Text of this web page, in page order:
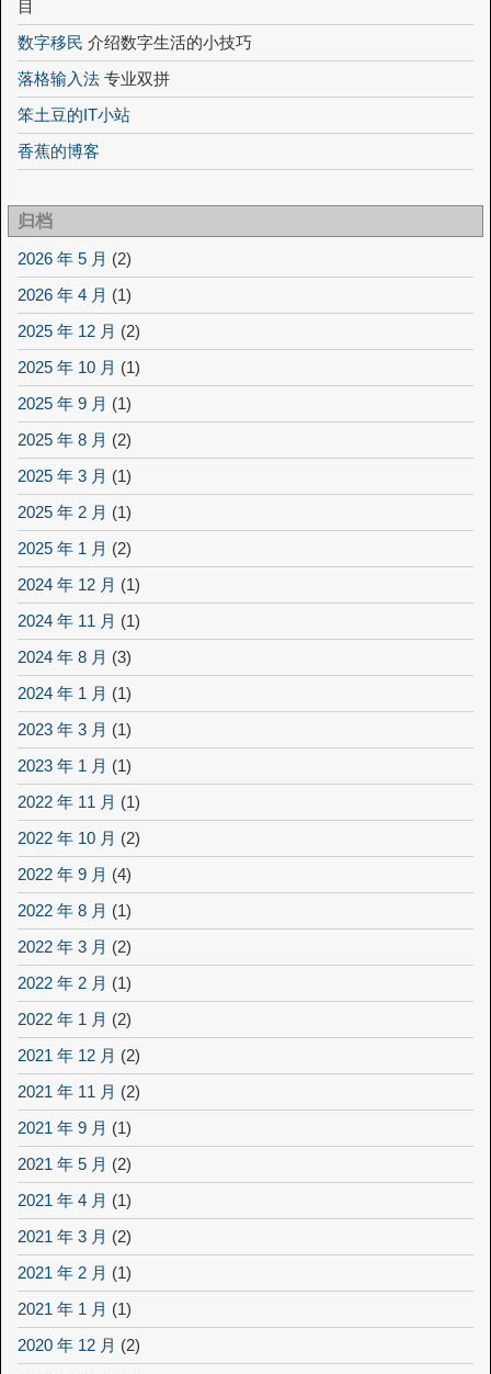
目
数字移民 介绍数字生活的小技巧
落格输入法 专业双拼
笨土豆的IT小站
香蕉的博客
归档
2026 年 5 月 (2)
2026 年 4 月 (1)
2025 年 12 月 (2)
2025 年 10 月 (1)
2025 年 9 月 (1)
2025 年 8 月 (2)
2025 年 3 月 (1)
2025 年 2 月 (1)
2025 年 1 月 (2)
2024 年 12 月 (1)
2024 年 11 月 (1)
2024 年 8 月 (3)
2024 年 1 月 (1)
2023 年 3 月 (1)
2023 年 1 月 (1)
2022 年 11 月 (1)
2022 年 10 月 (2)
2022 年 9 月 (4)
2022 年 8 月 (1)
2022 年 3 月 (2)
2022 年 2 月 (1)
2022 年 1 月 (2)
2021 年 12 月 (2)
2021 年 11 月 (2)
2021 年 9 月 (1)
2021 年 5 月 (2)
2021 年 4 月 (1)
2021 年 3 月 (2)
2021 年 2 月 (1)
2021 年 1 月 (1)
2020 年 12 月 (2)